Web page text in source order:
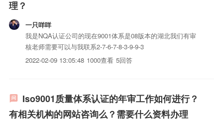
理？
一只咩咩
我是NQA认证公司的现在9001体系是08版本的湖北我们有审
核老师需要可以与我联系2-7-6-7-8-3-9-9-3
2022-02-09 13:05:48 1000查看 5回答
Iso9001质量体系认证的年审工作如何进行？
有相关机构的网站咨询么？需要什么资料办理